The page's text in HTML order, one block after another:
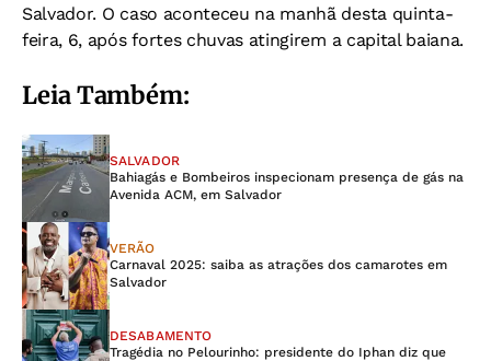
Salvador. O caso aconteceu na manhã desta quinta-
feira, 6, após fortes chuvas atingirem a capital baiana.
Leia Também:
SALVADOR
Bahiagás e Bombeiros inspecionam presença de gás na
Avenida ACM, em Salvador
VERÃO
Carnaval 2025: saiba as atrações dos camarotes em
Salvador
DESABAMENTO
Tragédia no Pelourinho: presidente do Iphan diz que